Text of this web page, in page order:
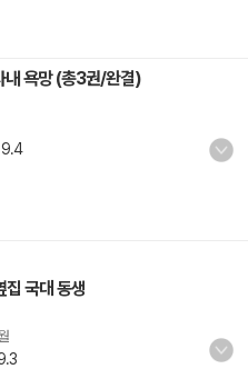
욕망 (총3권/완결)
9.4
국대 동생